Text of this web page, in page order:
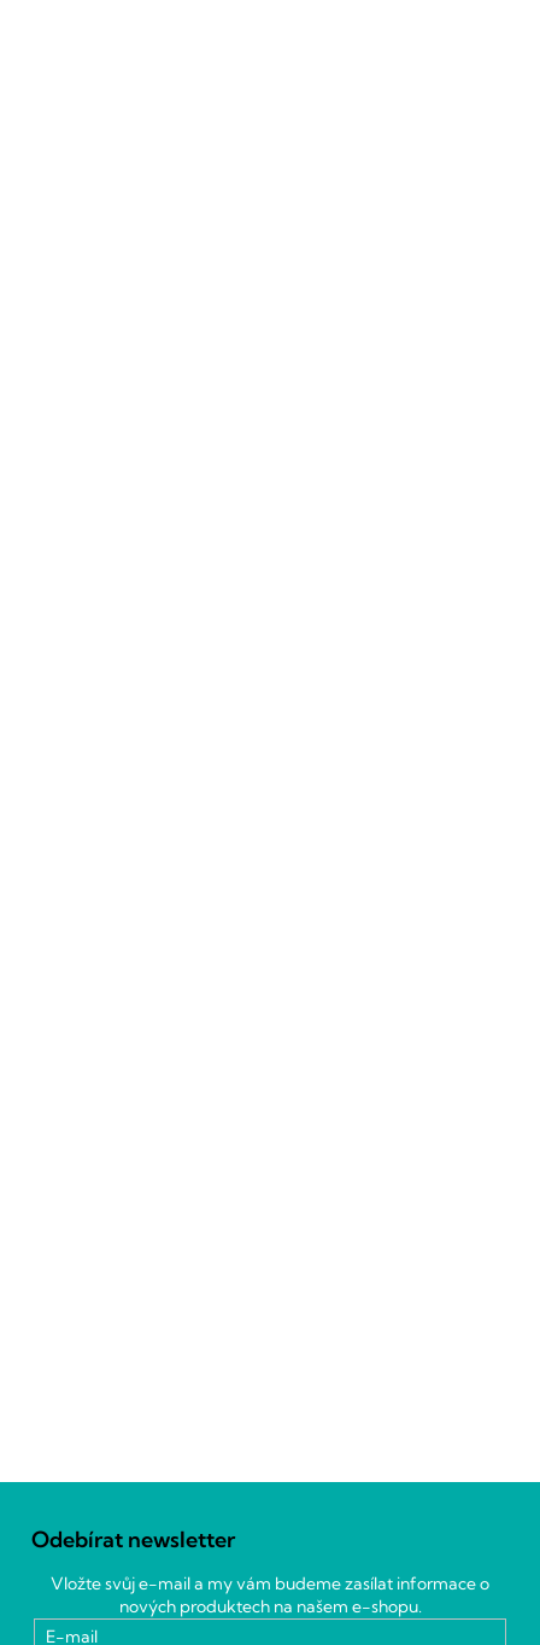
Odebírat newsletter
Vložte svůj e-mail a my vám budeme zasílat informace o
nových produktech na našem e-shopu.
E-mail